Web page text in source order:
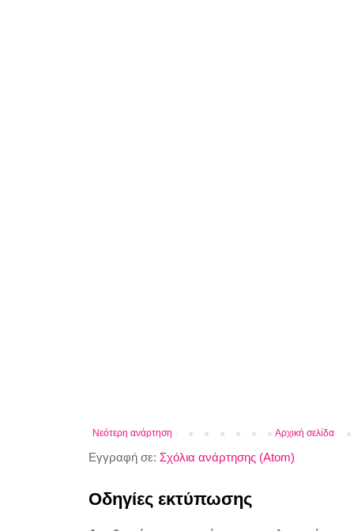
Νεότερη ανάρτηση Αρχική σελίδα
Εγγραφή σε: Σχόλια ανάρτησης (Atom)
Οδηγίες εκτύπωσης